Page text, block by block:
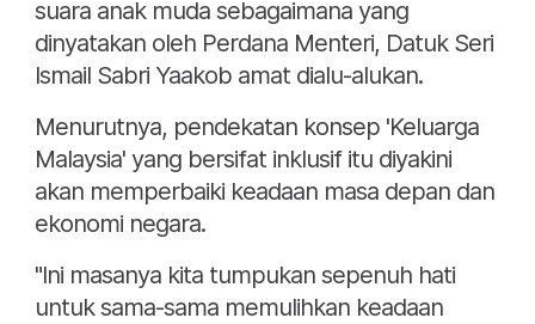
suara anak muda sebagaimana yang
dinyatakan oleh Perdana Menteri, Datuk Seri
Ismail Sabri Yaakob amat dialu-alukan.
Menurutnya, pendekatan konsep 'Keluarga
Malaysia' yang bersifat inklusif itu diyakini
akan memperbaiki keadaan masa depan dan
ekonomi negara.
"Ini masanya kita tumpukan sepenuh hati
untuk sama-sama memulihkan keadaan